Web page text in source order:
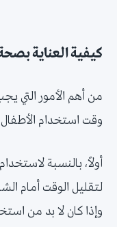
كيفية العناية
من أهم الأمور التي
وقت استخدام
أولاً، بالنسبة
لتقليل الوقت أمام
وإذا كان لا بد من